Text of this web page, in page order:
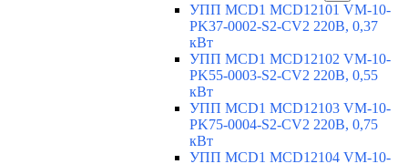
УПП MCD1 MCD12101 VM-10-
PK37-0002-S2-CV2 220В, 0,37
кВт
УПП MCD1 MCD12102 VM-10-
PK55-0003-S2-CV2 220В, 0,55
кВт
УПП MCD1 MCD12103 VM-10-
PK75-0004-S2-CV2 220В, 0,75
кВт
УПП MCD1 MCD12104 VM-10-